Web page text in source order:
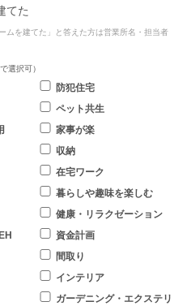
てた
ムを建てた」と答えた方は営業所名・担当者
選択可）
防犯住宅
ペット共生
家事が楽
収納
在宅ワーク
暮らしや趣味を楽しむ
健康・リラクゼーション
資金計画
間取り
インテリア
ガーデニング・エクステリ